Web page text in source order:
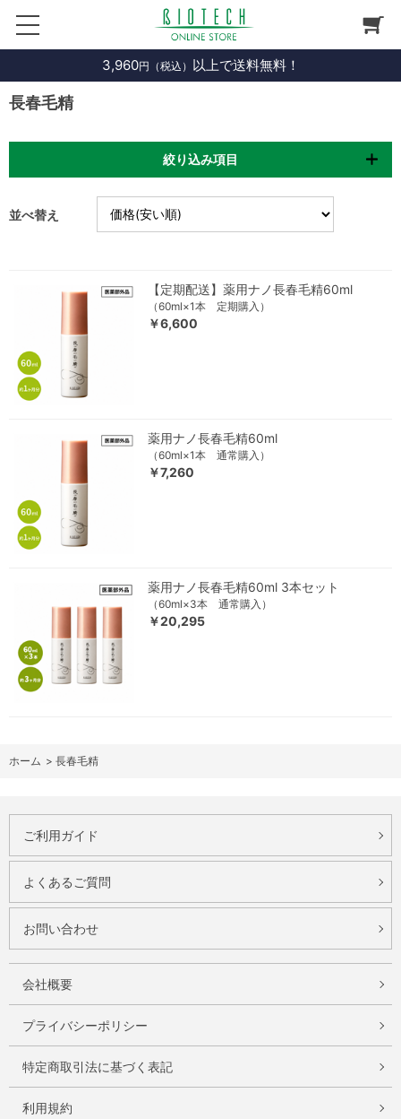
3,960円（税込） 以上で送料無料！
長春毛精
絞り込み項目
並べ替え
【定期配送】薬用ナノ長春毛精60ml
（60ml×1本 定期購入）
￥6,600
薬用ナノ長春毛精60ml
（60ml×1本 通常購入）
￥7,260
薬用ナノ長春毛精60ml 3本セット
（60ml×3本 通常購入）
￥20,295
ホーム > 長春毛精
ご利用ガイド
よくあるご質問
お問い合わせ
会社概要
プライバシーポリシー
特定商取引法に基づく表記
利用規約